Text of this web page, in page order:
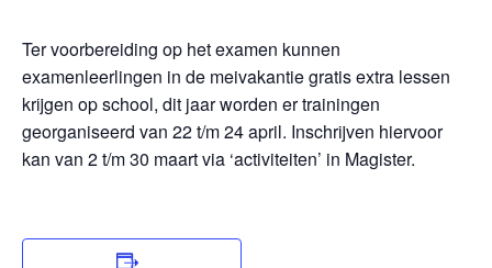
Ter voorbereiding op het examen kunnen
examenleerlingen in de meivakantie gratis extra lessen
krijgen op school, dit jaar worden er trainingen
georganiseerd van 22 t/m 24 april. Inschrijven hiervoor
kan van 2 t/m 30 maart via ‘activiteiten’ in Magister.